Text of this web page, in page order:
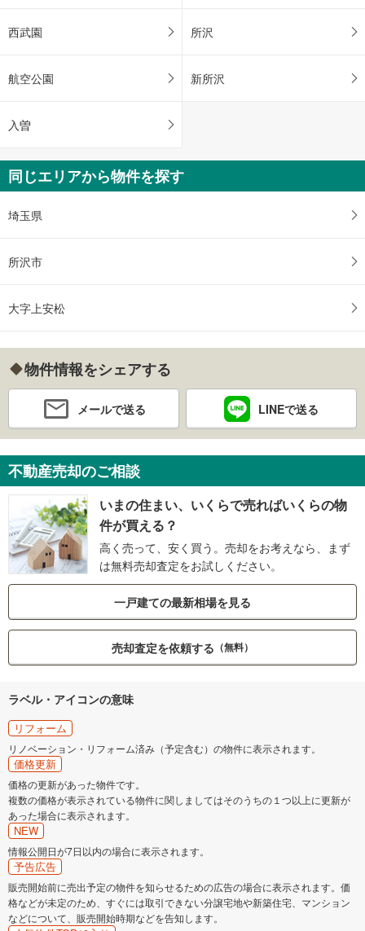
西武園 所沢
航空公園 新所沢
入曽
同じエリアから物件を探す
埼玉県
所沢市
大字上安松
物件情報をシェアする
メールで送る LINEで送る
不動産売却のご相談
いまの住まい、いくらで売ればいくらの物
件が買える？
高く売って、安く買う。売却をお考えなら、まず
は無料売却査定をお試しください。
一戸建ての最新相場を見る
売却査定を依頼する （無料）
ラベル・アイコンの意味
リフォーム
リノベーション・リフォーム済み（予定含む）の物件に表示されます。
価格更新
価格の更新があった物件です。
複数の価格が表示されている物件に関しましてはそのうちの１つ以上に更新が
あった場合に表示されます。
NEW
情報公開日が7日以内の場合に表示されます。
予告広告
販売開始前に売出予定の物件を知らせるための広告の場合に表示されます。価
格などが未定のため、すぐには取引できない分譲宅地や新築住宅、マンション
などについて、販売開始時期などを告知します。